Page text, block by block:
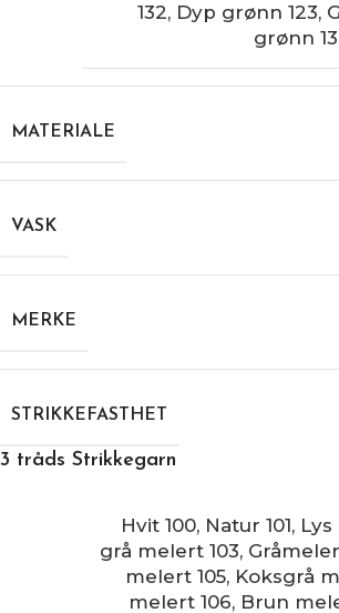
132, Dyp grønn 123,
grønn
MATERIALE
VASK
MERKE
STRIKKEFASTHET
3 tråds Strikkegarn
Hvit 100, Natur 101,
grå melert 103,
melert 105, Koksgrå
melert 106, Brun